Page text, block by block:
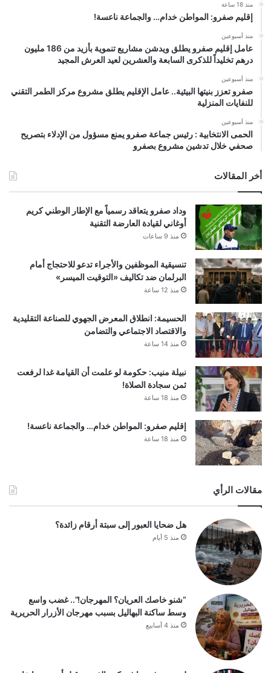
منذ 18 ساعة
إقليم صفرو: المواطن خدام… والجماعة ناعسة!
منذ أسبوعين
عامل إقليم صفرو يطلق ويدشن مشاريع تنموية بأزيد من 186 مليون
درهم تخليداً للذكرى السابعة والعشرين لعيد العرش المجيد
منذ أسبوعين
صفرو تعزز بنيتها البيئية.. عامل الإقليم يطلق مشروع مركز الطمر التقني
للنفايات المنزلية
منذ أسبوعين
الحمى الانتخابية : رئيس جماعة صفرو يمنع مسؤول من الإدلاء بتصريح
صحفي خلال تدشين مشروع بصفرو
أخر المقالات
وداد صفرو يتعاقد رسمياً مع الإطار الوطني كريم
أوغاني لقيادة العارضة التقنية
منذ 9 ساعات
تنسيقية الموظفين والأجراء تدعو للاحتجاج أمام
البرلمان ضد تكاليف «التوقيت الميسر»
منذ 12 ساعة
الحسيمة: انطلاق المعرض الجهوي للصناعة التقليدية
والاقتصاد الاجتماعي والتضامن
منذ 14 ساعة
نبيلة منيب: حكومة لو علمت أن القيامة غدا لرفعت
ثمن سجادة الصلاة!
منذ 18 ساعة
إقليم صفرو: المواطن خدام… والجماعة ناعسة!
منذ 18 ساعة
مقالات الرأي
هل ضحايا العبور إلى سبتة أرقام زائدة؟
منذ 5 أيام
“شنو خاصك العريان؟ المهرجان!”.. غضب واسع
وسط ساكنة البهاليل بسبب مهرجان الأزرار الحريرية
منذ 4 أسابيع